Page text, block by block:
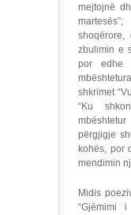
mejtojnë
zbulimin e
por edhe
shkrimet
“Ku
përgjigje
kohës, por
mendimin
Midis
“Gjëmimi